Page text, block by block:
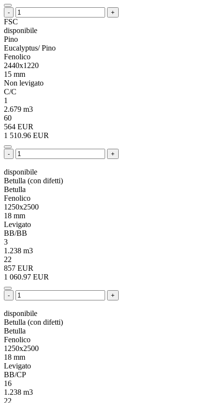
- +
FSC
disponibile
Pino
Eucalyptus/ Pino
Fenolico
2440x1220
15 mm
Non levigato
C/C
1
2.679 m3
60
564 EUR
1 510.96 EUR
- +
disponibile
Betulla (con difetti)
Betulla
Fenolico
1250х2500
18 mm
Levigato
BB/BB
3
1.238 m3
22
857 EUR
1 060.97 EUR
- +
disponibile
Betulla (con difetti)
Betulla
Fenolico
1250х2500
18 mm
Levigato
BB/CP
16
1.238 m3
22